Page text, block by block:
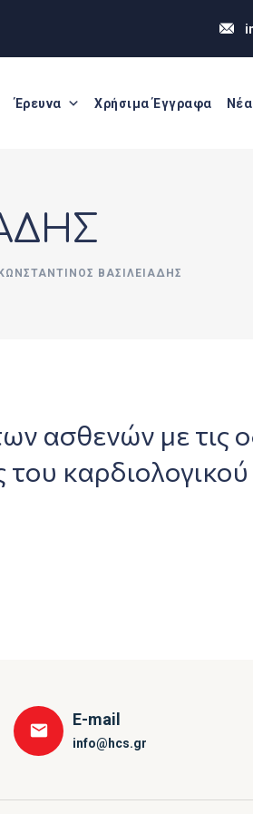
Έρευνα Χρήσιμα Έγγραφα Νέα
ΚΩΝΣΤΑΝΤΙΝΟΣ ΒΑΣΙΛΕΙΑΔΗΣ
ασθενών με τις
του
E-mail
info@hcs.gr